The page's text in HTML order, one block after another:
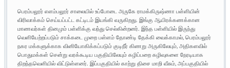
பெரம்பலூர் எளம்பலூர் சாலையில் உப்போடை அருகே ராமக்கிருஷ்ணா பள்ளியின்
விரிவாக்கம் செய்யப்பட்ட கட்டிடம் இயங்கி வருகிறது. இங்கு ஆயிரக்கணக்கான
மாணவர்கள் தினமும் பள்ளிக்கு வந்து செல்கின்றனர். இந்த பள்ளியில் இருந்து
வெளியேற்றப்படும் சாக்கடை முறை பள்ளம் தோண்டி தேக்கி வைக்காமல், பெரம்பலூர்
நகர மக்களுக்காக வினியோகிக்கப்படும் குடிநீர் கிணறு அருகிலேயும், அதிகளவில்
பொதுமக்கள் சென்று வரக்கூடிய பகுதியிலேயும் கழிப்பறை கழிவுகளை நேரடியாக
திறந்தவெளியில் விட்டுள்ளனர். இப்பகுதியில் காற்று திசை மாறி வீசும், அப்பகுதியில்